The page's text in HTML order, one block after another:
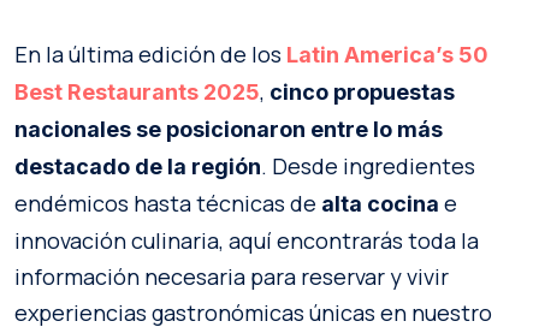
En la última edición de los Latin America’s 50
Best Restaurants 2025, cinco propuestas
nacionalesse posicionaron entre lo más
destacado de la región. Desde ingredientes
endémicos hasta técnicas de alta cocina e
innovación culinaria, aquí encontrarás toda la
información necesaria para reservar y vivir
experiencias gastronómicas únicas en nuestro